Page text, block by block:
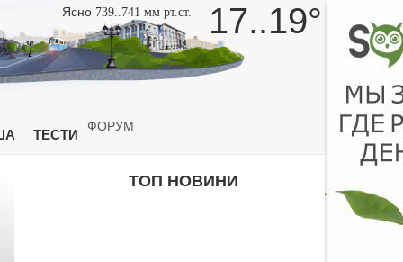
Ясно 739..741 мм рт.ст. 17..19°
ТЕСТИ
ФОРУМ
ТОП НОВИНИ